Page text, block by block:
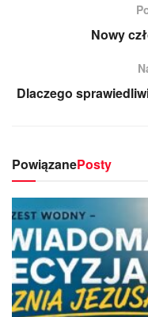
Nowy
Dlaczego
PowiązanePosty